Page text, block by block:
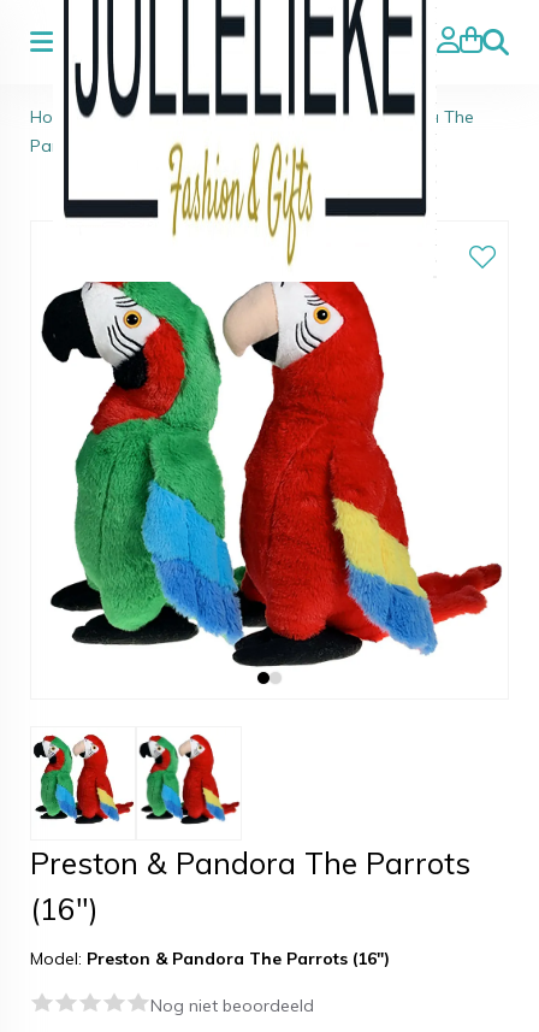
Zoeken
Home > Maak je eigen knuffel> Preston & Pandora The
Parrots (16″)
Preston & Pandora The Parrots
(16″)
Model: Preston & Pandora The Parrots (16″)
Nog niet beoordeeld